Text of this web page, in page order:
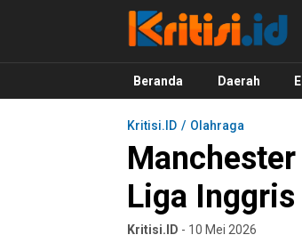
Kritisi.ID
Kritik untuk Negeri!
Beranda Daerah
Kritisi.ID Olahraga
Liga Inggris
Kritisi.ID - 10 Mei 2026